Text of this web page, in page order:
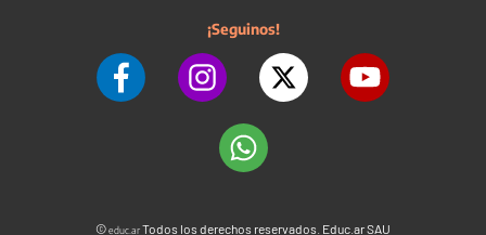
¡Seguinos!
©educ.arTodos los derechos reservados. Educ.ar SAU